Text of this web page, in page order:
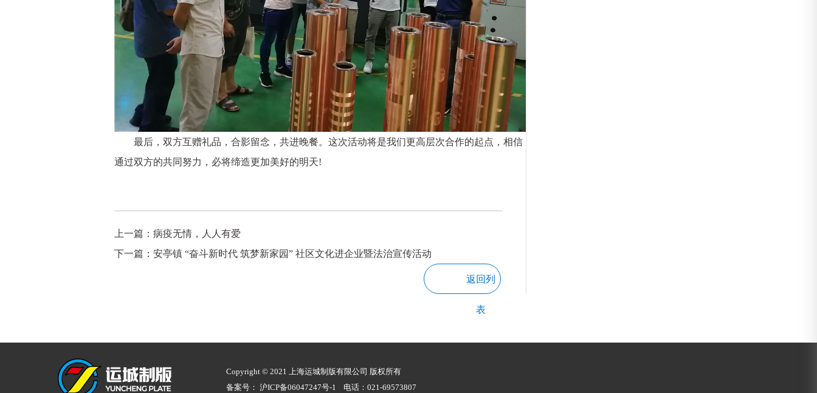
最后，双方互赠礼品，合影留念，共进晚餐。这次活动将是我们更高层次合作的起点，相信
通过双方的共同努力，必将缔造更加美好的明天!
上一篇：病疫无情，人人有爱
下一篇：安亭镇 “奋斗新时代 筑梦新家园” 社区文化进企业暨法治宣传活动
返回列
表
Copyright © 2021 上海运城制版有限公司 版权所有
备案号： 沪ICP备06047247号-1 电话：021-69573807